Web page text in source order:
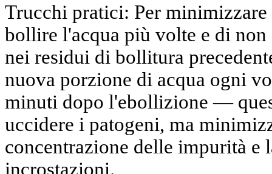
Trucchi pratici: Per
bollire l'acqua più volte e di non
nei residui di bollitura
nuova porzione di acqua ogni
minuti dopo l'ebollizione —
uccidere i patogeni, ma
concentrazione delle impurità e
incrostazioni.